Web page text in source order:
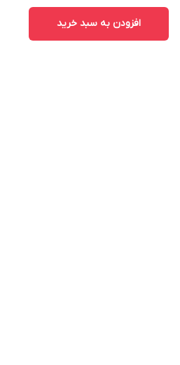
افزودن به سبد خرید